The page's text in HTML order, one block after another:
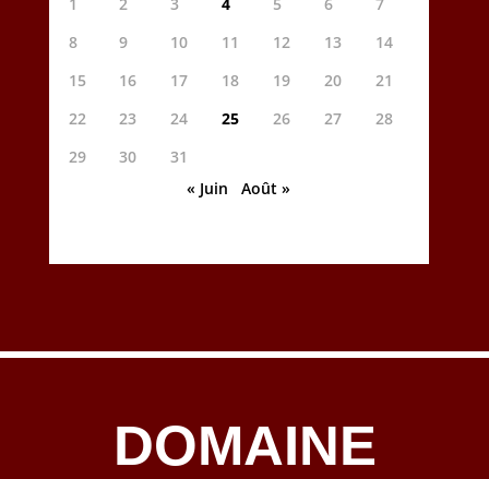
8
9 10 11 12 13
14
15
16 17 18 19 20
21
22
23 24 25 26 27
28
29
30
31
« Juin
Août »
DOMAINE